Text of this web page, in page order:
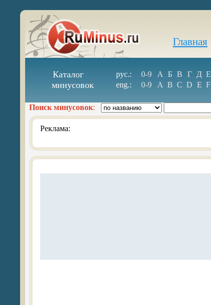
Главная
Каталог
минусовок
рус.: 0-9 А Б В Г Д Е
eng.:
0-9 A B C D E F
Поиск минусовок:
Реклама: